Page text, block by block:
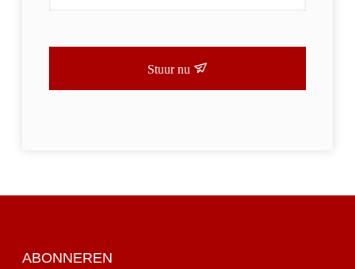
Stuur nu
ABONNEREN